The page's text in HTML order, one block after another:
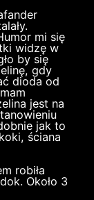
mi się
widzę w
by się
gdy
dioda od
jest na
jak to
ściana
robiła
Około 3